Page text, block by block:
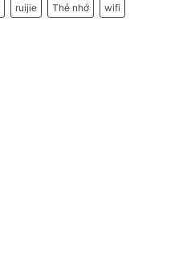
ruijie Thẻ nhớ
wifi